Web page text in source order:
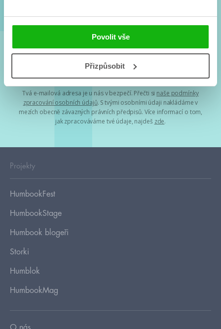
Povolit vše
Přizpůsobit
Souhlasím spodmínkami zpracování osobních údajů
Tvá e-mailová adresa je u nás v bezpečí. Přečti si naše podmínky
zpracování osobních údajů. S tvými osobními údaji nakládáme v
mezích obecně závazných právních předpisů. Více informací o tom,
jak zpracováváme tvé údaje, najdeš zde.
Projekty
HumbookFest
HumbookStage
Humbook blogeři
Storki
Humblok
HumbookMag